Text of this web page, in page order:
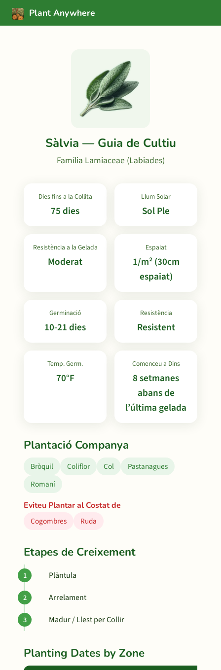
Plant Anywhere
Sàlvia — Guia de Cultiu
Família Lamiaceae (Labiades)
Dies fins a la Collita
75 dies
Llum Solar
Sol Ple
Resistència a la Gelada
Moderat
Espaiat
1/m² (30cm
espaiat)
Germinació
10-21 dies
Resistència
Resistent
Temp. Germ.
70°F
Comenceu a Dins
8 setmanes
abans de
l’última gelada
Plantació Companya
Bròquil Coliflor Col
Pastanagues
Romaní
Eviteu Plantar al Costat de
Cogombres
Ruda
Etapes de Creixement
Plàntula
Arrelament
Madur / Llest per Collir
Planting Dates by Zone